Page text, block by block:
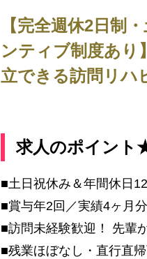
【完全週休2日制
ンティブ制度あり
立できる訪問リハ
求人のポイント
■土日祝休み＆年間休日
■賞与年2回／実績4ヶ月
■訪問未経験歓迎！ 先輩
■残業ほぼなし・直行直